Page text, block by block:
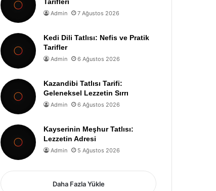
Admin 7 Ağustos 2026
Kedi Dili Tatlısı: Nefis ve Pratik
Tarifler
Admin 6 Ağustos 2026
Kazandibi Tatlısı Tarifi:
Geleneksel Lezzetin Sırrı
Admin 6 Ağustos 2026
Kayserinin Meşhur Tatlısı:
Lezzetin Adresi
Admin 5 Ağustos 2026
Daha Fazla Yükle